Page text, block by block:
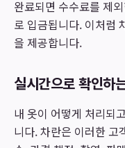
완료되면 수수료를 제
로 입금됩니다. 이처럼
을 제공합니다.
실시간으로 확인하
내 옷이 어떻게 처리되
니다. 차란은 이러한 고